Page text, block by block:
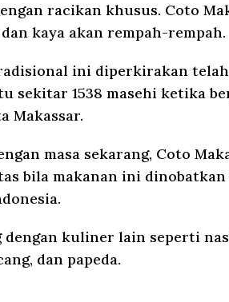
racikan khusus. Coto
kaya akan rempah-rempah.
ini diperkirakan telah
sekitar 1538 masehi ketika
Makassar.
masa sekarang, Coto
bila makanan ini
dengan kuliner lain seperti
dan papeda.